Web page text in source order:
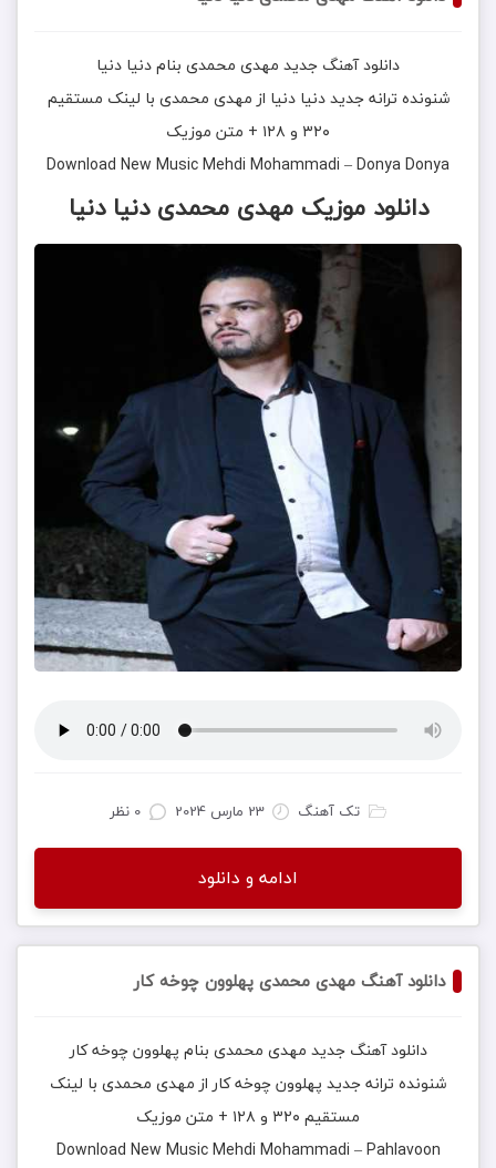
دانلود آهنگ جدید مهدی محمدی بنامدنیا دنیا
شنونده ترانه جدیددنیا دنیا ازمهدی محمدی با لینک مستقیم
۳۲۰ و ۱۲۸ + متن موزیک
Download New MusicMehdi Mohammadi –Donya Donya
دانلود موزیک مهدی محمدی دنیا دنیا
تک آهنگ 23 مارس 2024 0 نظر
ادامه و دانلود
دانلود آهنگ مهدی محمدی پهلوون چوخه کار
دانلود آهنگ جدید مهدی محمدی بنام پهلوون چوخه کار
شنونده ترانه جدید پهلوون چوخه کارازمهدی محمدی با لینک
مستقیم ۳۲۰ و ۱۲۸ + متن موزیک
Download New MusicMehdi Mohammadi –Pahlavoon